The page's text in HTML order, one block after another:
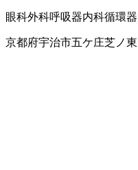
眼科外科呼吸器内科循環
京都府宇治市五ケ庄芝ノ東